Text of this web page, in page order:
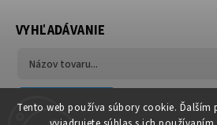
Tento web používa súbory cookie. Ďalším
VYHĽADÁVANIE
Hľadať